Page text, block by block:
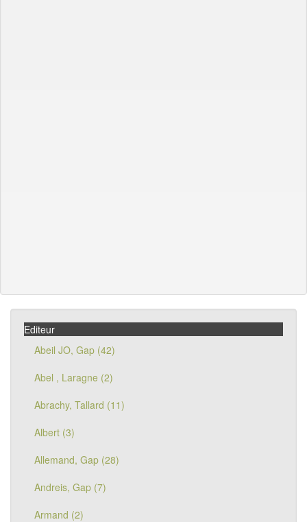
Editeur
Abeil JO, Gap (42)
Abel , Laragne (2)
Abrachy, Tallard (11)
Albert (3)
Allemand, Gap (28)
Andreis, Gap (7)
Armand (2)